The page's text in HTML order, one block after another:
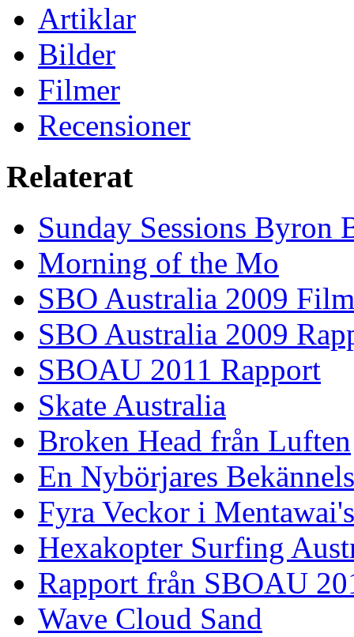
Artiklar
Bilder
Filmer
Recensioner
Relaterat
Sunday Sessions Byron
Morning of the Mo
SBO Australia 2009 Film
SBO Australia 2009
SBOAU 2011 Rapport
Skate Australia
Broken Head från Luften
En Nybörjares
Fyra Veckor i Mentawai's
Hexakopter Surfing
Rapport från SBOAU
Wave Cloud Sand